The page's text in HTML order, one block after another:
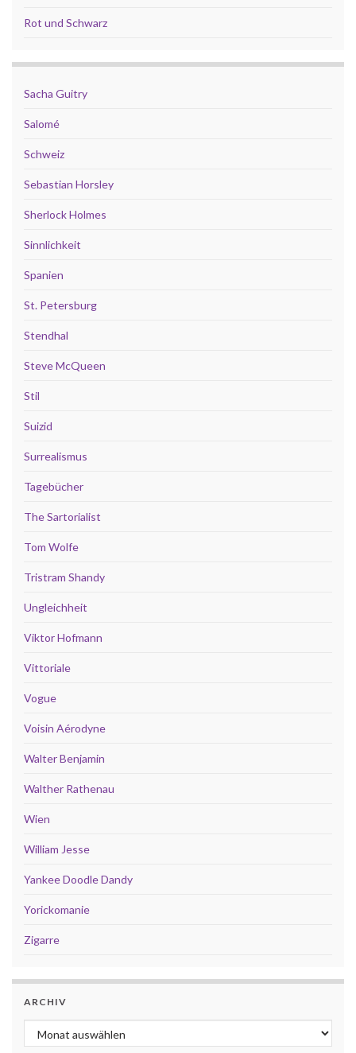
Rot und Schwarz
Sacha Guitry
Salomé
Schweiz
Sebastian Horsley
Sherlock Holmes
Sinnlichkeit
Spanien
St. Petersburg
Stendhal
Steve McQueen
Stil
Suizid
Surrealismus
Tagebücher
The Sartorialist
Tom Wolfe
Tristram Shandy
Ungleichheit
Viktor Hofmann
Vittoriale
Vogue
Voisin Aérodyne
Walter Benjamin
Walther Rathenau
Wien
William Jesse
Yankee Doodle Dandy
Yorickomanie
Zigarre
ARCHIV
Archiv